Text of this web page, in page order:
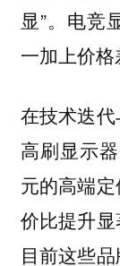
显”。电竞
一加上价格
在技术迭
高刷显示
元的高端
价比提升显
目前这些